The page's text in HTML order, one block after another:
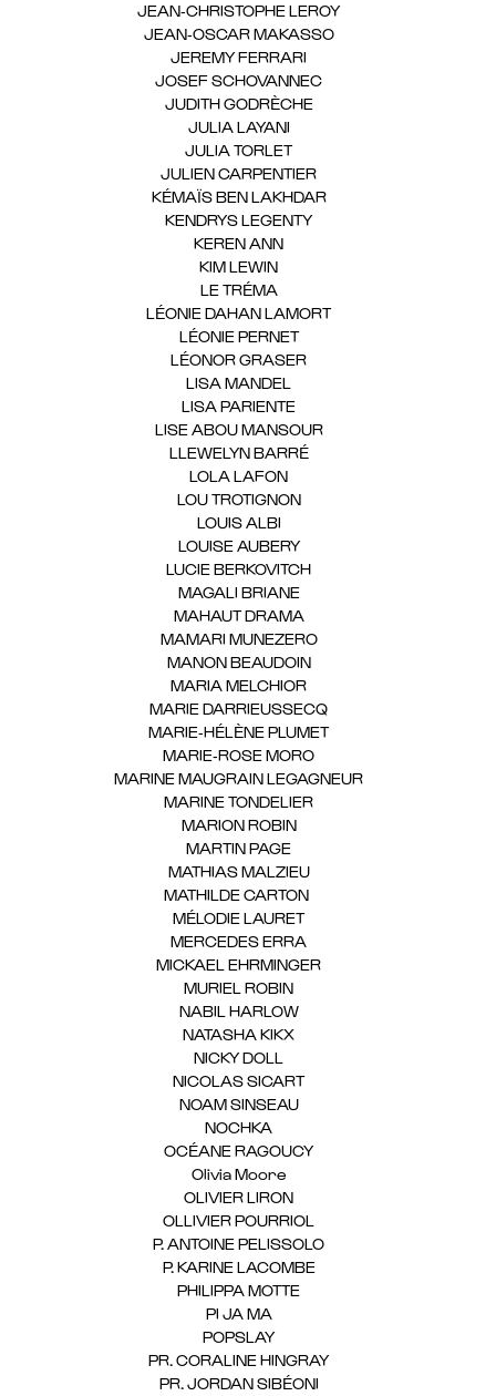
JEAN-CHRISTOPHE LEROY
JEAN-OSCAR MAKASSO(1)
JEREMY FERRARI
JOSEF SCHOVANNEC
JUDITH GODRÈCHE(1)
JULIA LAYANI
JULIA TORLET(1)
JULIEN CARPENTIER
KÉMAÏS BEN LAKHDAR(1)
KENDRYS LEGENTY
KEREN ANN
KIM LEWIN
LE TRÉMA(1)
LÉONIE DAHAN LAMORT(1)
LÉONIE PERNET(1)
LÉONOR GRASER
LISA MANDEL
LISA PARIENTE
LISE ABOU MANSOUR(1)
LLEWELYN BARRÉ(1)
LOLA LAFON
LOU TROTIGNON(1)
LOUIS ALBI
LOUISE AUBERY(1)
LUCIE BERKOVITCH
MAGALI BRIANE(1)
MAHAUT DRAMA(1)
MAMARI MUNEZERO(1)
MANON BEAUDOIN(1)
MARIA MELCHIOR
MARIE DARRIEUSSECQ
MARIE-HÉLÈNE PLUMET(1)
MARIE-ROSE MORO
MARINE MAUGRAIN LEGAGNEUR
MARINE TONDELIER
MARION ROBIN(1)
MARTIN PAGE
MATHIAS MALZIEU(1)
MATHILDE CARTON(3)
MÉLODIE LAURET(1)
MERCEDES ERRA
MICKAEL EHRMINGER
MURIEL ROBIN
NABIL HARLOW(1)
NATASHA KIKX
NICKY DOLL
NICOLAS SICART(1)
NOAM SINSEAU(1)
NOCHKA
OCÉANE RAGOUCY
Olivia Moore
OLIVIER LIRON
OLLIVIER POURRIOL
P. ANTOINE PELISSOLO
P. KARINE LACOMBE(1)
PHILIPPA MOTTE
PI JA MA(1)
POPSLAY
PR. CORALINE HINGRAY
PR. JORDAN SIBÉONI